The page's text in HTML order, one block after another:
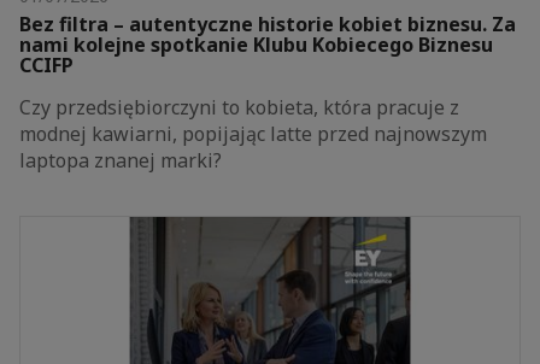
Bez filtra – autentyczne historie kobiet biznesu. Za
nami kolejne spotkanie Klubu Kobiecego Biznesu
CCIFP
Czy przedsiębiorczyni to kobieta, która pracuje z
modnej kawiarni, popijając latte przed najnowszym
laptopa znanej marki?